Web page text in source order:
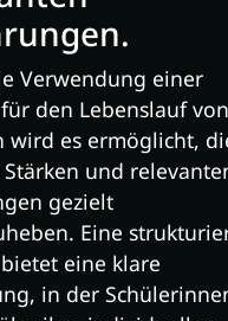
Verwendung einer
den Lebenslauf von
wird es ermöglicht,
und
gezielt
Eine
eine klare
in der